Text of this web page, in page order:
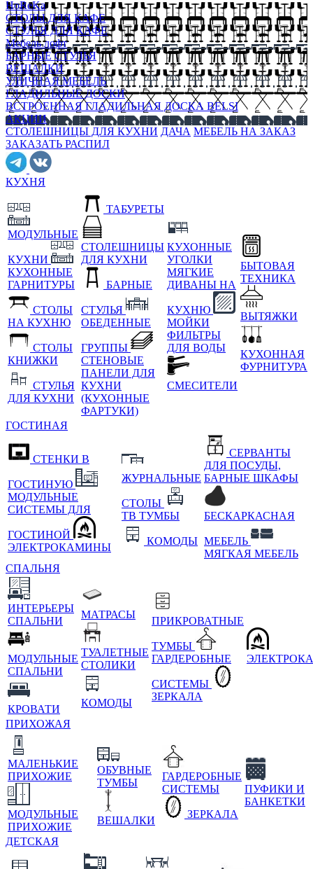
HoReKa
СТОЛЫ ДЛЯ КАФЕ
СТУЛЬЯ ДЛЯ КАФЕ
Мебель лофт
БАРНЫЕ СТУЛЬЯ
ВЕШАЛКИ
УЛИЧНАЯ МЕБЕЛЬ
ГЛАДИЛЬНЫЕ ДОСКИ
ВСТРОЕННАЯ ГЛАДИЛЬНАЯ ДОСКА BELSI
АКЦИИ
СТОЛЕШНИЦЫ ДЛЯ КУХНИ ДАЧА МЕБЕЛЬ НА ЗАКАЗ
ЗАКАЗАТЬ РАСПИЛ
КУХНЯ
МОДУЛЬНЫЕ
КУХНИ
КУХОННЫЕ
ГАРНИТУРЫ
СТОЛЫ
НА КУХНЮ
СТОЛЫ
КНИЖКИ
СТУЛЬЯ
ДЛЯ КУХНИ
ТАБУРЕТЫ
СТОЛЕШНИЦЫ
ДЛЯ КУХНИ
БАРНЫЕ
СТУЛЬЯ
ОБЕДЕННЫЕ
ГРУППЫ
СТЕНОВЫЕ
ПАНЕЛИ ДЛЯ
КУХНИ
(КУХОННЫЕ
ФАРТУКИ)
КУХОННЫЕ
УГОЛКИ
МЯГКИЕ
ДИВАНЫ НА
КУХНЮ
МОЙКИ
ФИЛЬТРЫ
ДЛЯ ВОДЫ
СМЕСИТЕЛИ
БЫТОВАЯ
ТЕХНИКА
ВЫТЯЖКИ
КУХОННАЯ
ФУРНИТУРА
ГОСТИНАЯ
СТЕНКИ В
ГОСТИНУЮ
МОДУЛЬНЫЕ
СИСТЕМЫ ДЛЯ
ГОСТИНОЙ
ЭЛЕКТРОКАМИНЫ
ЖУРНАЛЬНЫЕ
СТОЛЫ
ТВ ТУМБЫ
КОМОДЫ
СЕРВАНТЫ
ДЛЯ ПОСУДЫ,
БАРНЫЕ ШКАФЫ
БЕСКАРКАСНАЯ
МЕБЕЛЬ
МЯГКАЯ МЕБЕЛЬ
СПАЛЬНЯ
ИНТЕРЬЕРЫ
СПАЛЬНИ
МОДУЛЬНЫЕ
СПАЛЬНИ
КРОВАТИ
МАТРАСЫ
ТУАЛЕТНЫЕ
СТОЛИКИ
КОМОДЫ
ПРИКРОВАТНЫЕ
ТУМБЫ
ГАРДЕРОБНЫЕ
СИСТЕМЫ
ЗЕРКАЛА
ПРИХОЖАЯ
МАЛЕНЬКИЕ
ПРИХОЖИЕ
МОДУЛЬНЫЕ
ПРИХОЖИЕ
ОБУВНЫЕ
ТУМБЫ
ВЕШАЛКИ
ГАРДЕРОБНЫЕ
СИСТЕМЫ
ЗЕРКАЛА
ПУФИКИ И
БАНКЕТКИ
ДЕТСКАЯ